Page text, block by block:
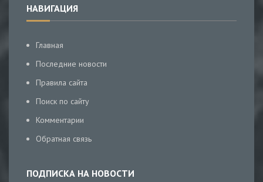
НАВИГАЦИЯ
Главная
Последние новости
Правила сайта
Поиск по сайту
Комментарии
Обратная связь
ПОДПИСКА НА НОВОСТИ